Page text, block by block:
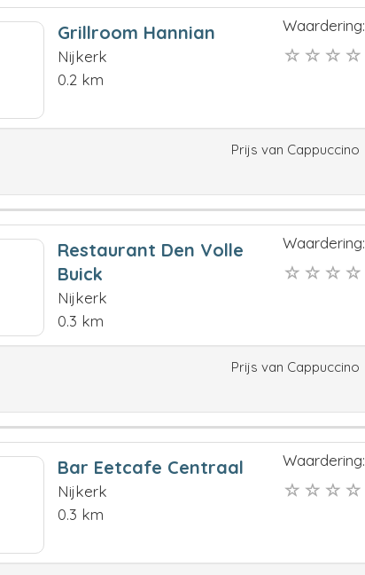
Grillroom Hannian
Nijkerk
0.2 km
Waardering:
Prijs van Cappuccino
Restaurant Den Volle
Buick
Nijkerk
0.3 km
Waardering:
Prijs van Cappuccino
Bar Eetcafe Centraal
Nijkerk
0.3 km
Waardering: